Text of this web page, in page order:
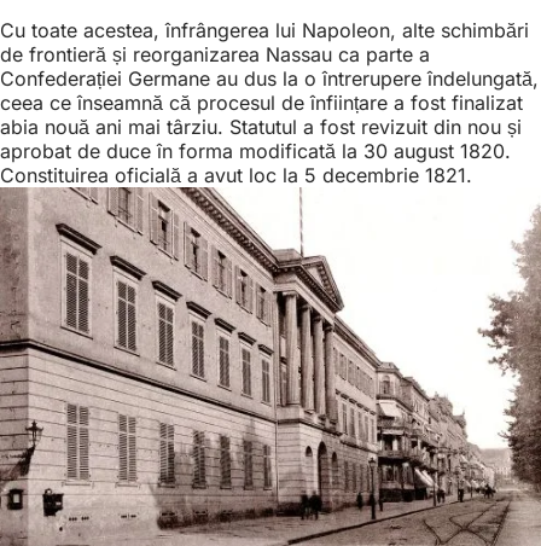
Cu toate acestea, înfrângerea lui Napoleon, alte schimbări
de frontieră și reorganizarea Nassau ca parte a
Confederației Germane au dus la o întrerupere îndelungată,
ceea ce înseamnă că procesul de înființare a fost finalizat
abia nouă ani mai târziu. Statutul a fost revizuit din nou și
aprobat de duce în forma modificată la 30 august 1820.
Constituirea oficială a avut loc la 5 decembrie 1821.